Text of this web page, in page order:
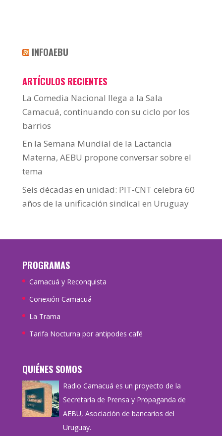
INFOAEBU
ARTÍCULOS RECIENTES
La Comedia Nacional llega a la Sala
Camacuá, continuando con su ciclo por los
barrios
En la Semana Mundial de la Lactancia
Materna, AEBU propone conversar sobre el
tema
Seis décadas en unidad: PIT-CNT celebra 60
años de la unificación sindical en Uruguay
PROGRAMAS
Camacuá y Reconquista
Conexión Camacuá
La Trama
Tarifa Nocturna por antipodes café
QUIÉNES SOMOS
Radio Camacuá es un proyecto de la
Secretaría de Prensa y Propaganda de
AEBU, Asociación de bancarios del
Uruguay.